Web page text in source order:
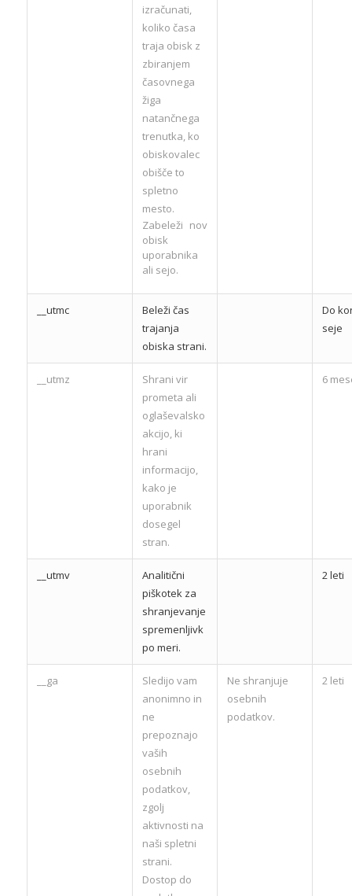
izračunati,
koliko časa
traja obisk z
zbiranjem
časovnega
žiga
natančnega
trenutka, ko
obiskovalec
obišče to
spletno
mesto.
Zabeleži nov
obisk
uporabnika
ali sejo.
__utmc
Beleži čas
trajanja
obiska strani.
Do
seje
__utmz
Shrani vir
prometa ali
oglaševalsko
akcijo, ki
hrani
informacijo,
kako je
uporabnik
dosegel
stran.
6
__utmv
Analitični
piškotek za
shranjevanje
spremenljivk
po meri.
2 leti
__ga
Sledijo vam
anonimno in
ne
prepoznajo
vaših
osebnih
podatkov,
zgolj
aktivnosti na
naši spletni
strani.
Dostop do
Ne shranjuje
osebnih
podatkov.
2 leti